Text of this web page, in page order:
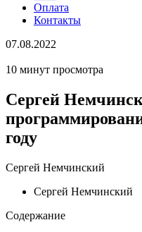
Оплата
Контакты
07.08.2022
10 минут просмотра
Сергей
году
Сергей Немчинский
Сергей Немчинский
Содержание